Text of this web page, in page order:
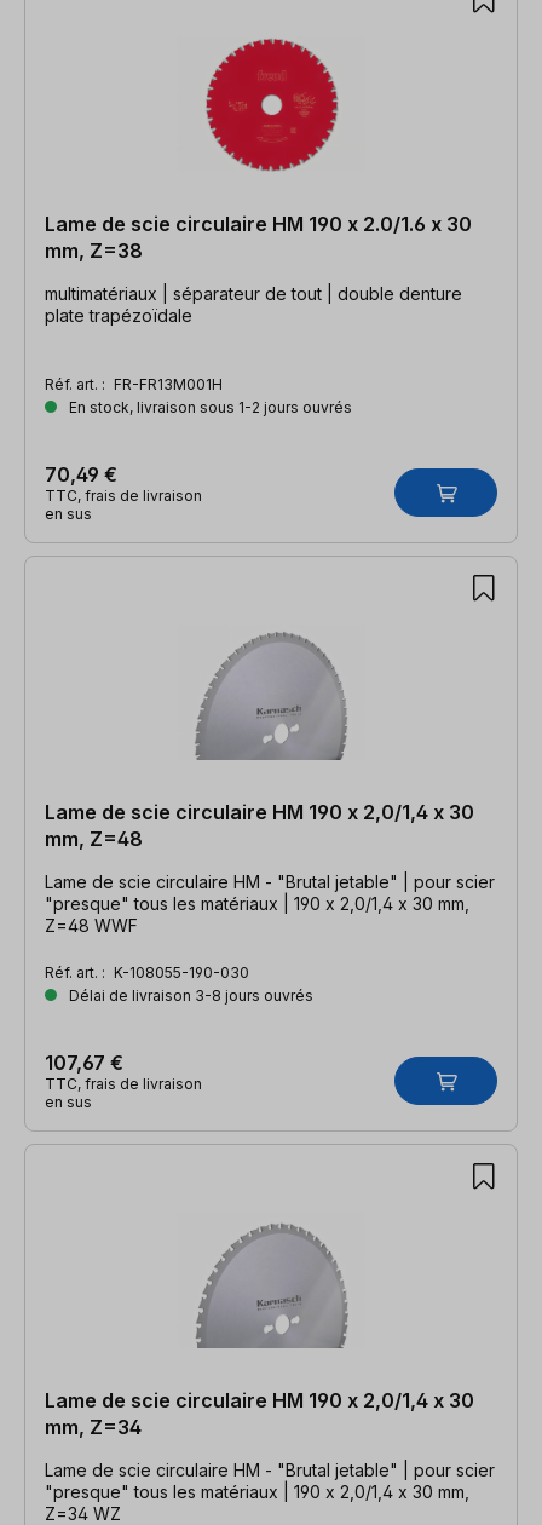
Lame de scie circulaire HM 190 x 2.0/1.6 x 30
mm, Z=38
multimatériaux | séparateur de tout | double denture
plate trapézoïdale
Réf. art. : FR-FR13M001H
En stock, livraison sous 1-2 jours ouvrés
70,49 €
TTC, frais de livraison
en sus
Lame de scie circulaire HM 190 x 2,0/1,4 x 30
mm, Z=48
Lame de scie circulaire HM - "Brutal jetable" | pour scier
"presque" tous les matériaux | 190 x 2,0/1,4 x 30 mm,
Z=48 WWF
Réf. art. : K-108055-190-030
Délai de livraison 3-8 jours ouvrés
107,67 €
TTC, frais de livraison
en sus
Lame de scie circulaire HM 190 x 2,0/1,4 x 30
mm, Z=34
Lame de scie circulaire HM - "Brutal jetable" | pour scier
"presque" tous les matériaux | 190 x 2,0/1,4 x 30 mm,
Z=34 WZ